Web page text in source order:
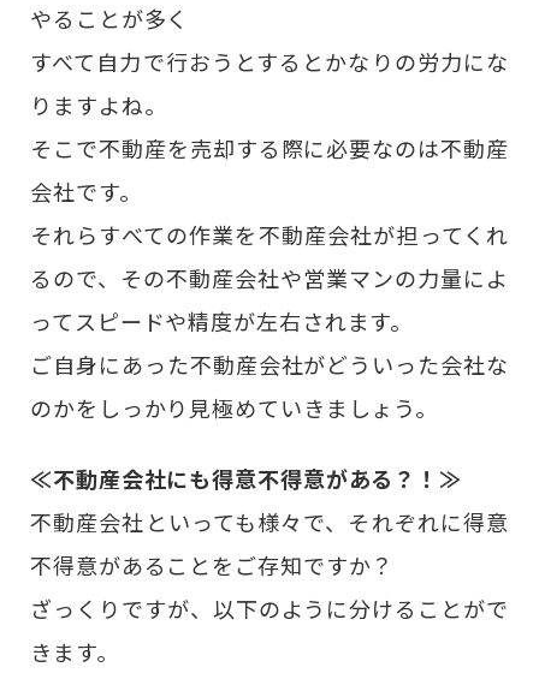
やることが多く
すべて自力で行おうとするとかなりの労力にな
りますよね。
そこで不動産を売却する際に必要なのは不動産
会社です。
それらすべての作業を不動産会社が担ってくれ
るので、その不動産会社や営業マンの力量によ
ってスピードや精度が左右されます。
ご自身にあった不動産会社がどういった会社な
のかをしっかり見極めていきましょう。
≪不動産会社にも得意不得意がある？！≫
不動産会社といっても様々で、それぞれに得意
不得意があることをご存知ですか？
ざっくりですが、以下のように分けることがで
きます。